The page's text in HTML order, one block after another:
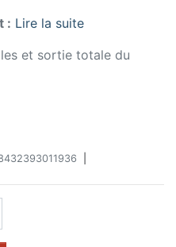
: Lire la suite
et sortie totale du